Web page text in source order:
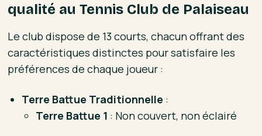
qualité au Tennis Club de Palaiseau
Le club dispose de 13 courts, chacun offrant des
caractéristiques distinctes pour satisfaire les
préférences de chaque joueur :
Terre Battue Traditionnelle :
Terre Battue 1 : Non couvert, non éclairé